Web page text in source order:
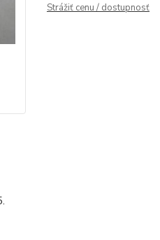
Strážiť cenu / dostupnosť